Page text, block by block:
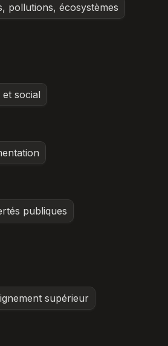
pollutions, écosystèmes
social
publiques
supérieur